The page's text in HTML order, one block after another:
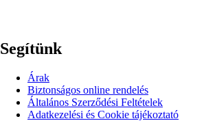
Segítünk
Árak
Biztonságos online rendelés
Általános Szerződési Feltételek
Adatkezelési és Cookie tájékoztató